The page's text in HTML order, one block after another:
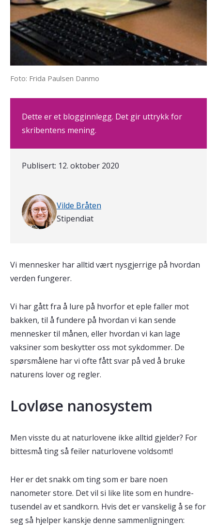
Foto: Frida Paulsen Danmo
Dette er et blogginnlegg. Det gir uttrykk for
skribentens mening.
Publisert: 12. oktober 2020
Vilde Bråten
Stipendiat
Vi mennesker har alltid vært nysgjerrige på hvordan
verden fungerer.
Vi har gått fra å lure på hvorfor et eple faller mot
bakken, til å fundere på hvordan vi kan sende
mennesker til månen, eller hvordan vi kan lage
vaksiner som beskytter oss mot sykdommer. De
spørsmålene har vi ofte fått svar på ved å bruke
naturens lover og regler.
Lovløse nanosystem
Men visste du at naturlovene ikke alltid gjelder? For
bittesmå ting så feiler naturlovene voldsomt!
Her er det snakk om ting som er bare noen
nanometer store. Det vil si like lite som en hundre-
tusendel av et sandkorn. Hvis det er vanskelig å se for
seg så hjelper kanskje denne sammenligningen: